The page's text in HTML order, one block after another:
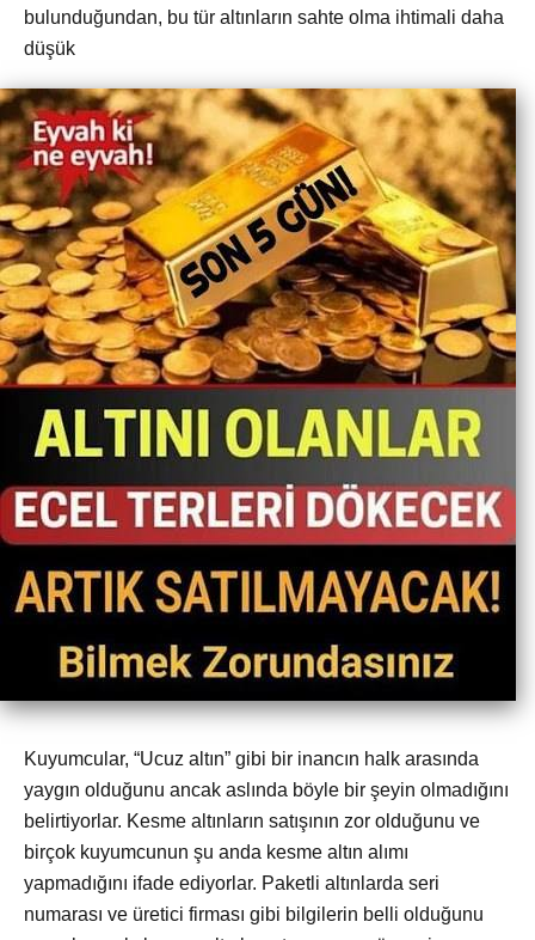
bulunduğundan, bu tür altınların sahte olma ihtimali daha
düşük
Kuyumcular, “Ucuz altın” gibi bir inancın halk arasında
yaygın olduğunu ancak aslında böyle bir şeyin olmadığını
belirtiyorlar. Kesme altınların satışının zor olduğunu ve
birçok kuyumcunun şu anda kesme altın alımı
yapmadığını ifade ediyorlar. Paketli altınlarda seri
numarası ve üretici firması gibi bilgilerin belli olduğunu